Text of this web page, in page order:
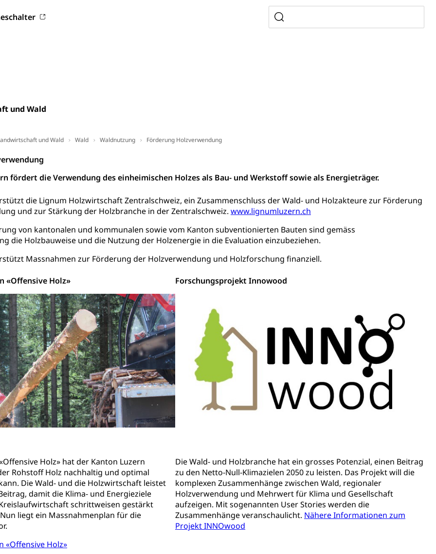
und Wald
und Wald Wald Waldnutzung Förderung Holzverwendung
fördert die Verwendung des einheimischen Holzes als Bau- und Werkstoff sowie als Energieträger.
die Lignum Holzwirtschaft Zentralschweiz, ein Zusammenschluss der Wald- und Holzakteure zur Förderung
und zur Stärkung der Holzbranche in der Zentralschweiz. www.lignumluzern.ch
von kantonalen und kommunalen sowie vom Kanton subventionierten Bauten sind gemäss
die Holzbauweise und die Nutzung der Holzenergie in die Evaluation einzubeziehen.
Massnahmen zur Förderung der Holzverwendung und Holzforschung finanziell.
«Offensive Holz» Forschungsprojekt Innowood
Holz» hat der Kanton Luzern
Rohstoff Holz nachhaltig und optimal
Die Wald- und die Holzwirtschaft leistet
damit die Klima- und Energieziele
schrittweisen gestärkt
liegt ein Massnahmenplan für die
«Offensive Holz»
Die Wald- und Holzbranche hat ein grosses Potenzial, einen Beitrag
zu den Netto-Null-Klimazielen 2050 zu leisten. Das Projekt will die
komplexen Zusammenhänge zwischen Wald, regionaler
Holzverwendung und Mehrwert für Klima und Gesellschaft
aufzeigen. Mit sogenannten User Stories werden die
Zusammenhänge veranschaulicht. Nähere Informationen zum
Projekt INNOwood
Menschen mit Behinderungen
Landesbibliothek
Zentral- und Hochschulbibliothek
Bibliotheken
Denkmalpflege, kulturelles Angebot, Kulturerbe, kulturelles Erbe, Nachwuchsförderung, Vermittlung, Selektive
Entwicklung, Programmbeiträge, Filmförderung, Regionale Förderfonds, Werkankäufe, Kunstankäufe, Kunst und Bau,
und Vermittlung
Zentralschweizer Filmförderung
Verkehr
Zugverkehr, Bahnverkehr, Transportmittel, öffentlicher Verkehr
Luzern VVL Öffentlicher Verkehr Luzern Mobil
Seeschifffahrt, Flussschifffahrt
Schwerverkehr, leistungsabhängige Schwerverkehrsabgabe, Langsamverkehr, Transportmittel, Auto, Motorrad,
Partnerschaft, Tod, Zivilstandsamt, Zivilstandsregiste